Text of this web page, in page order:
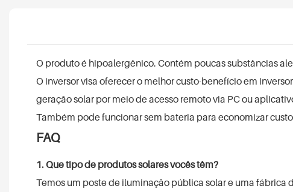
O produto é hipoalergênico. Contém poucas substâncias
O inversor visa oferecer o melhor custo-benefício em
geração solar por meio de acesso remoto via PC ou
Também pode funcionar sem bateria para economizar
FAQ
1. Que tipo de produtos solares vocês têm?
Temos um poste de iluminação pública solar e uma fábrica